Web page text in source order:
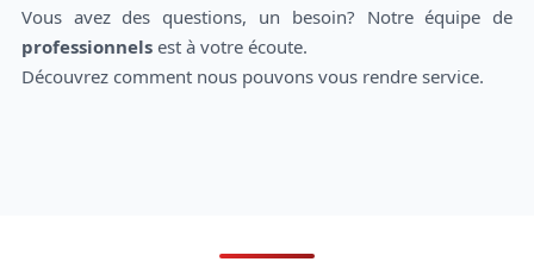
Vous avez des questions, un besoin? Notre équipe de
professionnelsest à votre écoute.
Découvrez comment nous pouvons vous rendre service.